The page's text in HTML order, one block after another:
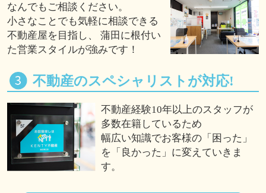
なんでもご相談ください。
小さなことでも気軽に相談できる
不動産屋を目指し、 蒲田に根付い
た営業スタイルが強みです！
不動産のスペシャリストが対応!
不動産経験10年以上のスタッフが
多数在籍しているため
幅広い知識でお客様の「困った」
を「良かった」に変えていきま
す。